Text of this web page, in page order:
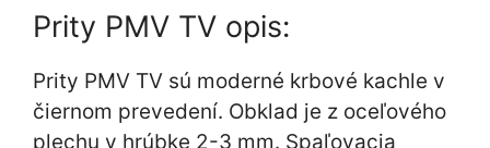
Prity PMV TV opis:
Prity PMV TV sú moderné krbové kachle v
čiernom prevedení. Obklad je z oceľového
plechu v hrúbke 2-3 mm. Spaľovacia